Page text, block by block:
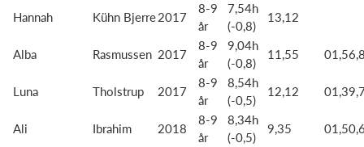
Hannah Kühn Bjerre2017
8-9
år
7,54h
(-0,8)
13,12
Alba Rasmussen 2017
8-9
år
9,04h
(-0,8)
11,55
Luna Tholstrup 2017
8-9
år
8,54h
(-0,5)
12,12
Ali Ibrahim 2018
8-9
år
8,34h
(-0,5)
9,35